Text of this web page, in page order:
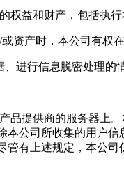
益和财产，包括执
资产时，本公司有
进行信息脱密处理
品提供商的服务器
公司所收集的用户
有上述规定，本公